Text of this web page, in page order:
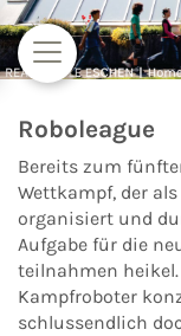
Zum Inhalt springen
Roboleague
Bereits zum
Wettkampf, der
organisiert und
Aufgabe für die
teilnahmen
Kampfroboter
schlussendlich